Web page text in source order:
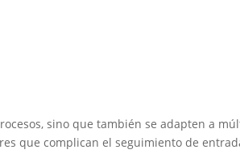
sino que también se adapten a
que complican el seguimiento de